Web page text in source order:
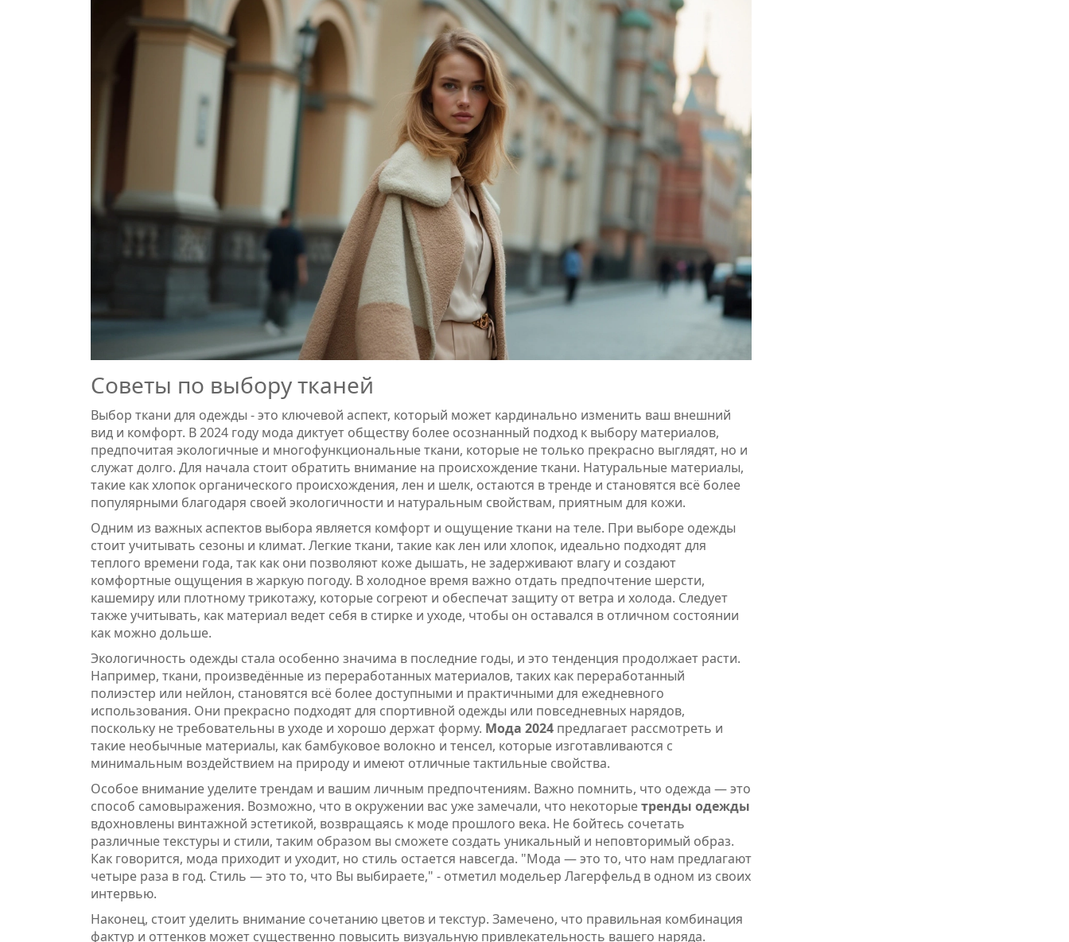
Советы по выбору тканей
Выбор ткани для одежды - это ключевой аспект, который может кардинально изменить ваш внешний
вид и комфорт. В 2024 году мода диктует обществу более осознанный подход к выбору материалов,
предпочитая экологичные и многофункциональные ткани, которые не только прекрасно выглядят, но и
служат долго. Для начала стоит обратить внимание на происхождение ткани. Натуральные материалы,
такие как хлопок органического происхождения, лен и шелк, остаются в тренде и становятся всё более
популярными благодаря своей экологичности и натуральным свойствам, приятным для кожи.
Одним из важных аспектов выбора является комфорт и ощущение ткани на теле. При выборе одежды
стоит учитывать сезоны и климат. Легкие ткани, такие как лен или хлопок, идеально подходят для
теплого времени года, так как они позволяют коже дышать, не задерживают влагу и создают
комфортные ощущения в жаркую погоду. В холодное время важно отдать предпочтение шерсти,
кашемиру или плотному трикотажу, которые согреют и обеспечат защиту от ветра и холода. Следует
также учитывать, как материал ведет себя в стирке и уходе, чтобы он оставался в отличном состоянии
как можно дольше.
Экологичность одежды стала особенно значима в последние годы, и это тенденция продолжает расти.
Например, ткани, произведённые из переработанных материалов, таких как переработанный
полиэстер или нейлон, становятся всё более доступными и практичными для ежедневного
использования. Они прекрасно подходят для спортивной одежды или повседневных нарядов,
поскольку не требовательны в уходе и хорошо держат форму. Мода 2024 предлагает рассмотреть и
такие необычные материалы, как бамбуковое волокно и тенсел, которые изготавливаются с
минимальным воздействием на природу и имеют отличные тактильные свойства.
Особое внимание уделите трендам и вашим личным предпочтениям. Важно помнить, что одежда — это
способ самовыражения. Возможно, что в окружении вас уже замечали, что некоторыетренды одежды
вдохновлены винтажной эстетикой, возвращаясь к моде прошлого века. Не бойтесь сочетать
различные текстуры и стили, таким образом вы сможете создать уникальный и неповторимый образ.
Как говорится, мода приходит и уходит, но стиль остается навсегда. "Мода — это то, что нам предлагают
четыре раза в год. Стиль — это то, что Вы выбираете," - отметил модельер Лагерфельд в одном из своих
интервью.
Наконец, стоит уделить внимание сочетанию цветов и текстур. Замечено, что правильная комбинация
фактур и оттенков может существенно повысить визуальную привлекательность вашего наряда.